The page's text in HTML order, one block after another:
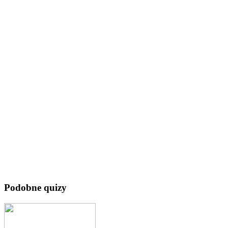
Podobne quizy